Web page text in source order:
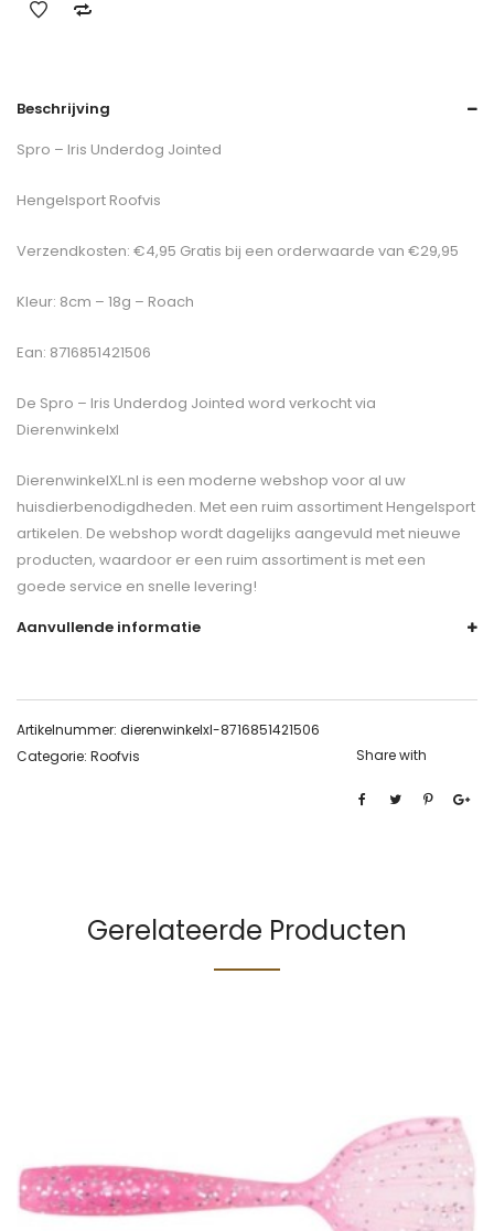
Beschrijving
Spro – Iris Underdog Jointed
Hengelsport Roofvis
Verzendkosten: €4,95 Gratis bij een orderwaarde van €29,95
Kleur: 8cm – 18g – Roach
Ean: 8716851421506
De Spro – Iris Underdog Jointed word verkocht via
Dierenwinkelxl
DierenwinkelXL.nl is een moderne webshop voor al uw
huisdierbenodigdheden. Met een ruim assortiment Hengelsport
artikelen. De webshop wordt dagelijks aangevuld met nieuwe
producten, waardoor er een ruim assortiment is met een
goede service en snelle levering!
Aanvullende informatie
Artikelnummer: dierenwinkelxl-8716851421506
Categorie: Roofvis Share with
Gerelateerde Producten